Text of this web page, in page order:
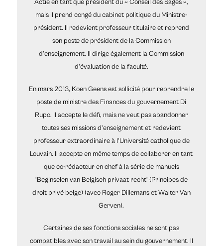
Actie en tant que président du « Conseil des Sages »,
mais il prend congé du cabinet politique du Ministre-
président. Il redevient professeur titulaire et reprend
son poste de président de la Commission
d’enseignement. Il dirige également la Commission
d'évaluation de la faculté.
En mars 2013, Koen Geens est sollicité pour reprendre le
poste de ministre des Finances du gouvernement Di
Rupo. Il accepte le défi, mais ne veut pas abandonner
toutes ses missions d'enseignement et redevient
professeur extraordinaire à l'Université catholique de
Louvain. Il accepte en même temps de collaborer en tant
que co-rédacteur en chef à la série de manuels
‘Beginselen van Belgisch privaat recht’ (Principes de
droit privé belge) (avec Roger Dillemans et Walter Van
Gerven).
Certaines de ses fonctions sociales ne sont pas
compatibles avec son travail au sein du gouvernement. Il